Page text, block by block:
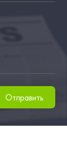
Отправить